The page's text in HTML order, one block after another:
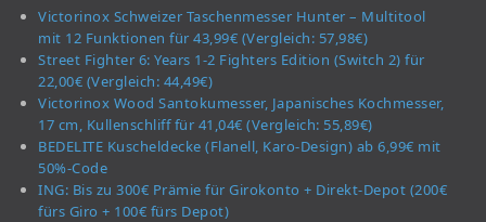
Victorinox Schweizer Taschenmesser Hunter – Multitool
mit 12 Funktionen für 43,99€ (Vergleich: 57,98€)
Street Fighter 6: Years 1-2 Fighters Edition (Switch 2) für
22,00€ (Vergleich: 44,49€)
Victorinox Wood Santokumesser, Japanisches Kochmesser,
17 cm, Kullenschliff für 41,04€ (Vergleich: 55,89€)
BEDELITE Kuscheldecke (Flanell, Karo-Design) ab 6,99€ mit
50%-Code
ING: Bis zu 300€ Prämie für Girokonto + Direkt-Depot (200€
fürs Giro + 100€ fürs Depot)